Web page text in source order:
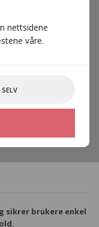
nettsidene
våre.
TV
brukere enkel